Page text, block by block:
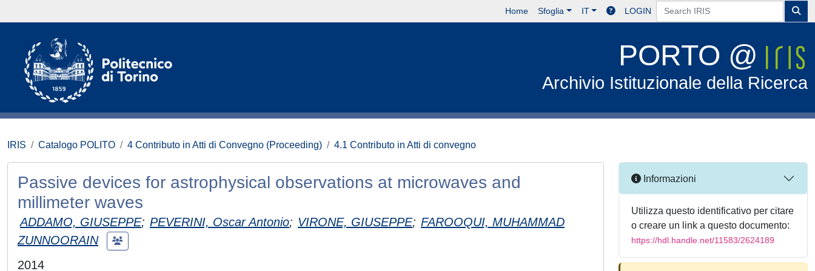
Home Sfoglia IT LOGIN
PORTO @
Archivio Istituzionale della Ricerca
IRIS Catalogo POLITO 4 Contributo in Atti di Convegno (Proceeding) 4.1 Contributo in Atti di convegno
Passive devices for astrophysical observations at microwaves and
millimeter waves
ADDAMO, GIUSEPPE; PEVERINI, Oscar Antonio; VIRONE, GIUSEPPE; FAROOQUI, MUHAMMAD
ZUNNOORAIN
2014
Informazioni
Utilizza questo identificativo per citare
o creare un link a questo documento:
https://hdl.handle.net/11583/2624189